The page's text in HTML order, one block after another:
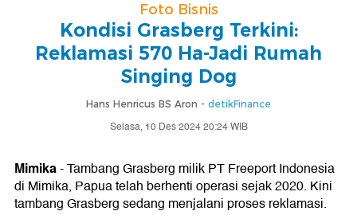
Foto Bisnis
Kondisi Grasberg Terkini:
Reklamasi 570 Ha-Jadi Rumah
Singing Dog
Hans Henricus BS Aron - detikFinance
Selasa, 10 Des 2024 20:24 WIB
Mimika- Tambang Grasberg milik PT Freeport Indonesia
di Mimika, Papua telah berhenti operasi sejak 2020. Kini
tambang Grasberg sedang menjalani proses reklamasi.